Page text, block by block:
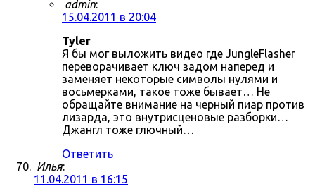
admin:
15.04.2011 в 20:04
Tyler
Я бы мог выложить видео где JungleFlasher
переворачивает ключ задом наперед и
заменяет некоторые символы нулями и
восьмерками, такое тоже бывает… Не
обращайте внимание на черный пиар против
лизарда, это внутрисценовые разборки…
Джангл тоже глючный…
Ответить
Илья:
11.04.2011 в 16:15